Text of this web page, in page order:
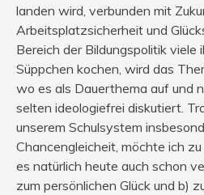
landen wird, verbunden mit
Arbeitsplatzsicherheit und
Bereich der Bildungspolitik viele
Süppchen kochen, wird das
wo es als Dauerthema auf und
selten ideologiefrei diskutiert.
unserem Schulsystem
Chancengleicheit, möchte ich
es natürlich heute auch schon
zum persönlichen Glück und b)